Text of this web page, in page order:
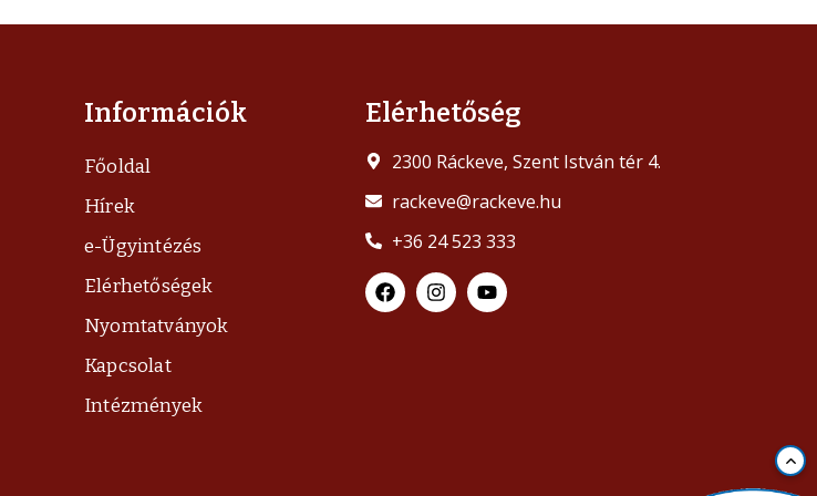
Információk
Főoldal
Hírek
e-Ügyintézés
Elérhetőségek
Nyomtatványok
Kapcsolat
Intézmények
Elérhetőség
2300 Ráckeve, Szent István tér 4.
rackeve@rackeve.hu
+36 24 523 333